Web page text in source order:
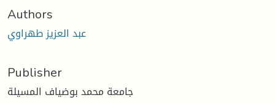
Authors
عبد العزيز طهراوي
Publisher
جامعة محمد بوضياف المسيلة